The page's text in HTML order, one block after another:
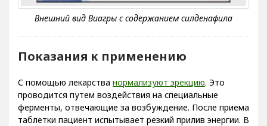
Показания к применению
С помощью лекарства нормализуют эрекцию. Это
проводится путем воздействия на специальные
ферменты, отвечающие за возбуждение. После приема
таблетки пациент испытывает резкий прилив энергии. В